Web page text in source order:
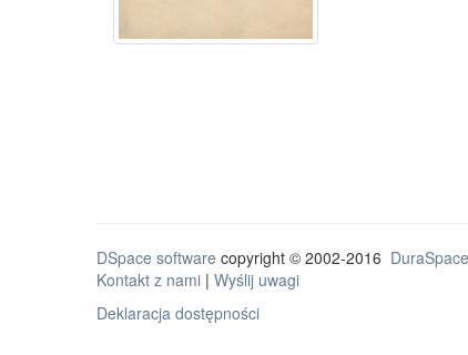
DSpace software copyright © 2002-2016 DuraSpace
Kontakt z nami | Wyślij uwagi
Deklaracja dostępności